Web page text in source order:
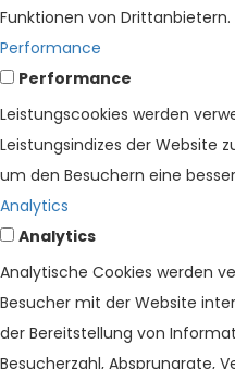
Funktionen von Drittanbietern.
Performance
Performance
Leistungscookies werden
Leistungsindizes der Website
um den Besuchern eine
Analytics
Analytics
Analytische Cookies werden
Besucher mit der Website
der Bereitstellung von
Besucherzahl, Absprungrate,